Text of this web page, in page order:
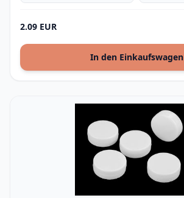
2.09 EUR
In den Einkaufswagen